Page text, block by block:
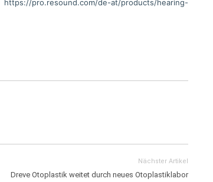
https://pro.resound.com/de-at/products/hearing-
Nächster Artikel
Dreve Otoplastik weitet durch neues Otoplastiklabor